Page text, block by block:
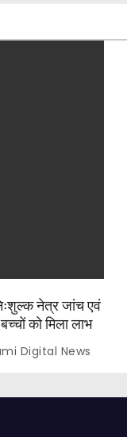
नेत्र जांच एवं
को मिला लाभ
Digital News